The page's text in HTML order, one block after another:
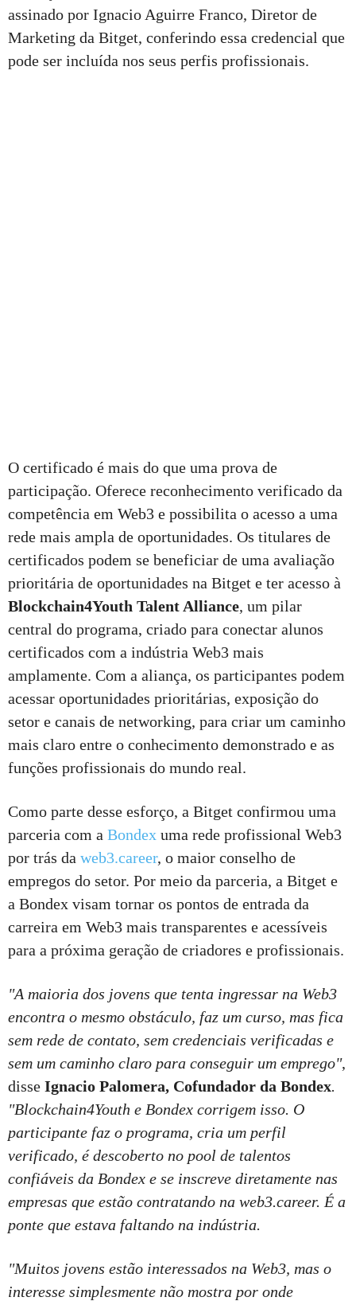
assinado por Ignacio Aguirre Franco, Diretor de
Marketing da Bitget, conferindo essa credencial que
pode ser incluída nos seus perfis profissionais.
O certificado é mais do que uma prova de
participação. Oferece reconhecimento verificado da
competência em Web3 e possibilita o acesso a uma
rede mais ampla de oportunidades. Os titulares de
certificados podem se beneficiar de uma avaliação
prioritária de oportunidades na Bitget e ter acesso à
Blockchain4Youth Talent Alliance, um pilar
central do programa, criado para conectar alunos
certificados com a indústria Web3 mais
amplamente. Com a aliança, os participantes podem
acessar oportunidades prioritárias, exposição do
setor e canais de networking, para criar um caminho
mais claro entre o conhecimento demonstrado e as
funções profissionais do mundo real.
Como parte desse esforço, a Bitget confirmou uma
parceria com a Bondex uma rede profissional Web3
por trás da web3.career, o maior conselho de
empregos do setor. Por meio da parceria, a Bitget e
a Bondex visam tornar os pontos de entrada da
carreira em Web3 mais transparentes e acessíveis
para a próxima geração de criadores e profissionais.
"A maioria dos jovens que tenta ingressar na Web3
encontra o mesmo obstáculo, faz um curso, mas fica
sem rede de contato, sem credenciais verificadas e
sem um caminho claro para conseguir um emprego",
disse Ignacio Palomera, Cofundador da Bondex.
"Blockchain4Youth e Bondex corrigem isso. O
participante faz o programa, cria um perfil
verificado, é descoberto no pool de talentos
confiáveis da Bondex e se inscreve diretamente nas
empresas que estão contratando na web3.career. É a
ponte que estava faltando na indústria.
"Muitos jovens estão interessados na Web3, mas o
interesse simplesmente não mostra por onde